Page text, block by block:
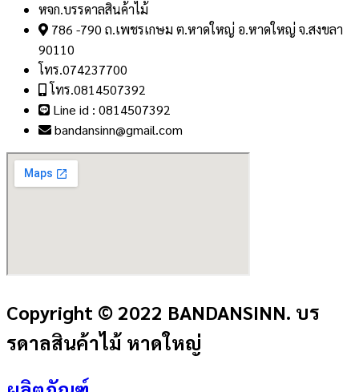
หจก.บรรดาลสินค้าไม้
786 -790 ถ.เพชรเกษม ต.หาดใหญ่ อ.หาดใหญ่ จ.สงขลา
90110
โทร.074237700
โทร.0814507392
Line id : 0814507392
bandansinn@gmail.com
Copyright © 2022 BANDANSINN. บร
รดาลสินค้าไม้ หาดใหญ่